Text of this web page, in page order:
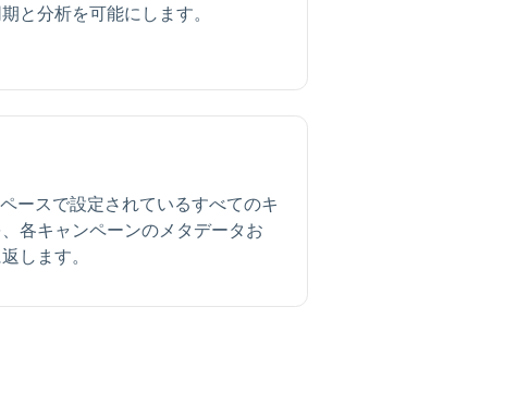
と分析を可能にします。
ースで設定されているすべてのキ
各キャンペーンのメタデータお
します。